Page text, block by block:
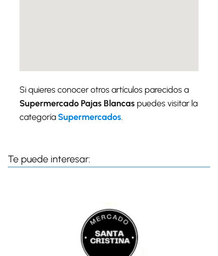
Si quieres conocer otros artículos parecidos a
Supermercado Pajas Blancas puedes visitar la
categoría Supermercados.
Te puede interesar: